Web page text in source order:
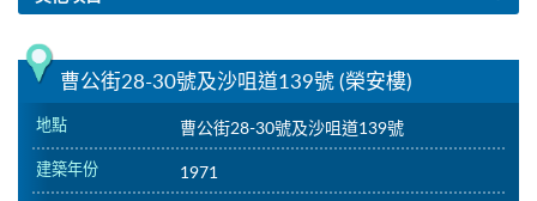
曹公街28-30號及沙咀道139號 (榮安樓)
地點 曹公街28-30號及沙咀道139號
建築年份 1971